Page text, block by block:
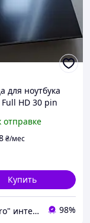
для ноутбука
Full HD 30 pin
матовая,
Уценка
отправке
₴/мес
Купить
"Light Pro" интернет-магазин 98%